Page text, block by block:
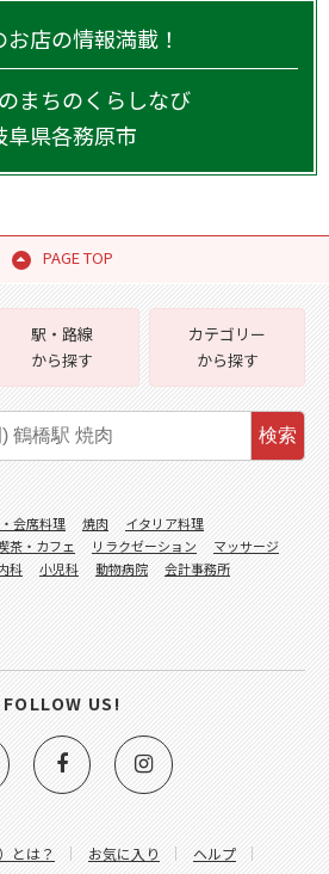
店の情報満載！
まちのくらしなび
阜県各務原市
PAGE TOP
とは？ お気に入り ヘルプ
駅・路線
から探す
カテゴリー
から探す
検索
会席料理 焼肉
イタリア料理
茶・カフェ リラクゼーション
マッサージ
科 小児科 動物病院
会計事務所
FOLLOW US!